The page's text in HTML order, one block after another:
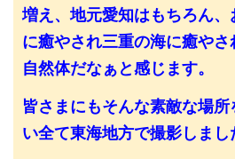
増え、地元愛知はもちろん
に癒やされ三重の海に癒や
自然体だなぁと感じます。
皆さまにもそんな素敵な場
い全て東海地方で撮影しまし